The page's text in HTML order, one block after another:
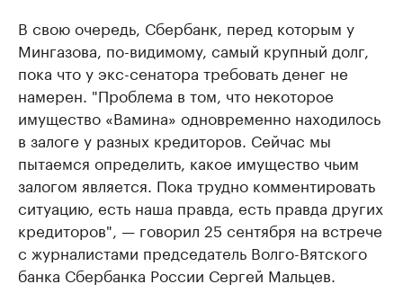
В свою очередь, Сбербанк, перед которым у
Мингазова, по-видимому, самый крупный долг,
пока что у экс-сенатора требовать денег не
намерен. "Проблема в том, что некоторое
имущество «Вамина» одновременно находилось
в залоге у разных кредиторов. Сейчас мы
пытаемся определить, какое имущество чьим
залогом является. Пока трудно комментировать
ситуацию, есть наша правда, есть правда других
кредиторов", — говорил 25 сентября на встрече
с журналистами председатель Волго-Вятского
банка Сбербанка России Сергей Мальцев.